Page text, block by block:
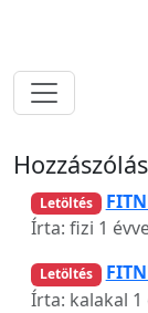
Hozzászólás
Letöltés
Írta: fizi 1
Letöltés
Írta: kalakal 1